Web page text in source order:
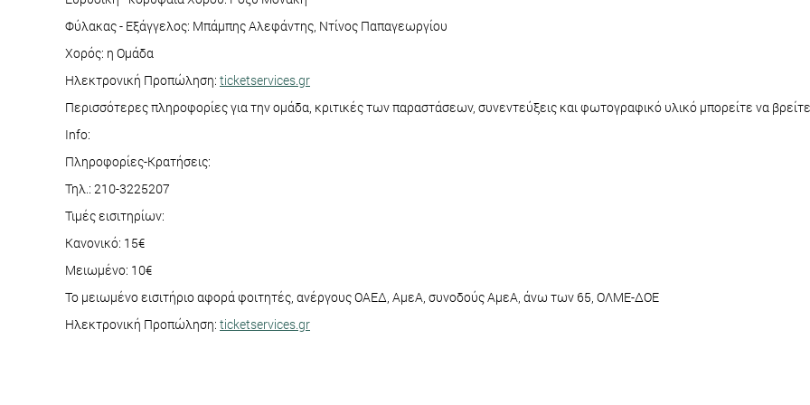
Φύλακας - Εξάγγελος: Μπάμπης Αλεφάντης, Ντίνος Παπαγεωργίου
Χορός: η Ομάδα
Ηλεκτρονική Προπώληση: ticketservices.gr
Περισσότερες πληροφορίες για την ομάδα, κριτικές των παραστάσεων, συνεντεύξεις και φωτογραφικό υλικό μπορείτε να
Info:
Πληροφορίες-Κρατήσεις:
Τηλ.: 210-3225207
Τιμές εισιτηρίων:
Κανονικό: 15€
Μειωμένο: 10€
Το μειωμένο εισιτήριο αφορά φοιτητές, ανέργους ΟΑΕΔ, ΑμεΑ, συνοδούς ΑμεΑ, άνω των 65, ΟΛΜΕ-ΔΟΕ
Ηλεκτρονική Προπώληση: ticketservices.gr